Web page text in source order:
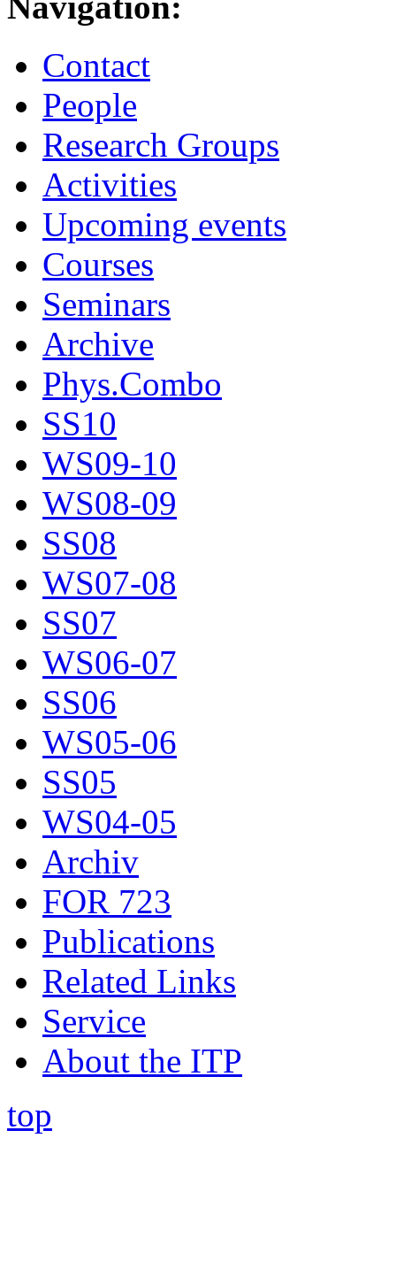
Contact
People
Research Groups
Activities
Upcoming events
Courses
Seminars
Archive
Phys.Combo
SS10
WS09-10
WS08-09
SS08
WS07-08
SS07
WS06-07
SS06
WS05-06
SS05
WS04-05
Archiv
FOR 723
Publications
Related Links
Service
About the ITP
top